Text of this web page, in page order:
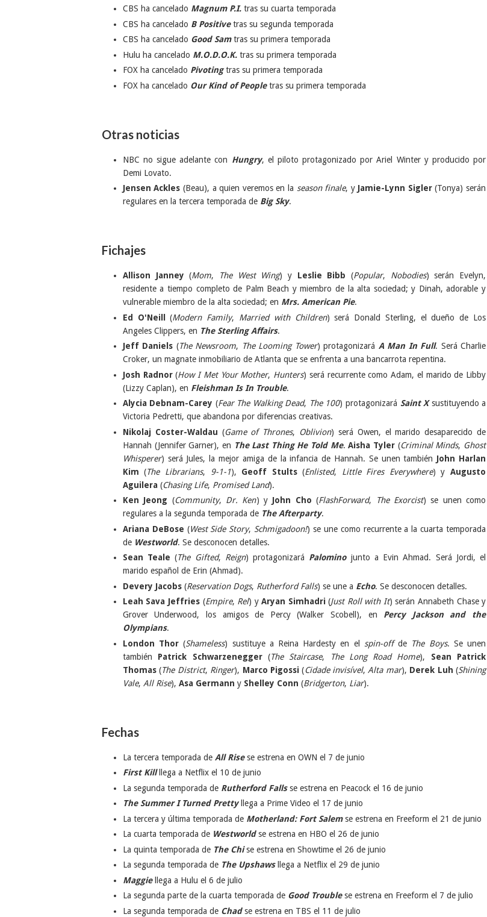
CBS ha cancelado Magnum P.I.tras su cuarta temporada
CBS ha cancelado B Positivetras su segunda temporada
CBS ha cancelado Good Samtras su primera temporada
Hulu ha cancelado M.O.D.O.K.tras su primera temporada
FOX ha cancelado Pivotingtras su primera temporada
FOX ha cancelado Our Kind of Peopletras su primera temporada
Otras noticias
NBC no sigue adelante con Hungry, el piloto protagonizado por Ariel Winter y producido por
Demi Lovato.
Jensen Ackles (Beau), a quien veremos en la season finale, y Jamie-Lynn Sigler(Tonya) serán
regulares en la tercera temporada de Big Sky.
Fichajes
Allison Janney (Mom, The West Wing) y Leslie Bibb (Popular, Nobodies) serán Evelyn,
residente a tiempo completo de Palm Beach y miembro de la alta sociedad; y Dinah, adorable y
vulnerable miembro de la alta sociedad; en Mrs. American Pie.
Ed O'Neill(Modern Family, Married with Children) será Donald Sterling, el dueño de Los
Angeles Clippers, en The Sterling Affairs.
Jeff Daniels (The Newsroom, The Looming Tower) protagonizará A Man In Full. Será Charlie
Croker, un magnate inmobiliario de Atlanta que se enfrenta a una bancarrota repentina.
Josh Radnor(How I Met Your Mother, Hunters) será recurrente como Adam, el marido de Libby
(Lizzy Caplan), en Fleishman Is In Trouble.
Alycia Debnam-Carey (Fear The Walking Dead, The 100) protagonizará Saint Xsustituyendo a
Victoria Pedretti, que abandona por diferencias creativas.
Nikolaj Coster-Waldau (Game of Thrones, Oblivion) será Owen, el marido desaparecido de
Hannah (Jennifer Garner), en The Last Thing He Told Me.Aisha Tyler (Criminal Minds, Ghost
Whisperer) será Jules, la mejor amiga de la infancia de Hannah. Se unen también John Harlan
Kim (The Librarians, 9-1-1), Geoff Stults(Enlisted, Little Fires Everywhere) yAugusto
Aguilera(Chasing Life, Promised Land).
Ken Jeong (Community, Dr. Ken) y John Cho (FlashForward, The Exorcist) se unen como
regulares a la segunda temporada de The Afterparty.
Ariana DeBose (West Side Story, Schmigadoon!) se une como recurrente a la cuarta temporada
de Westworld. Se desconocen detalles.
Sean Teale (The Gifted, Reign) protagonizará Palominojunto a Evin Ahmad. Será Jordi, el
marido español de Erin (Ahmad).
Devery Jacobs(Reservation Dogs, Rutherford Falls) se une a Echo. Se desconocen detalles.
Leah Sava Jeffries(Empire, Rel) yAryan Simhadri(Just Roll with It) serán Annabeth Chase y
Grover Underwood, los amigos de Percy (Walker Scobell), en Percy Jackson and the
Olympians.
London Thor (Shameless) sustituye a Reina Hardesty en el spin-offde The Boys. Se unen
también Patrick Schwarzenegger(The Staircase, The Long Road Home), Sean Patrick
Thomas(The District, Ringer), Marco Pigossi (Cidade invisível,Alta mar), Derek Luh (Shining
Vale, All Rise), Asa Germann y Shelley Conn (Bridgerton, Liar).
Fechas
La tercera temporada de All Risese estrena en OWN el 7 de junio
First Killllega a Netflix el 10 de junio
La segunda temporada de Rutherford Fallsse estrena en Peacock el 16 de junio
The Summer I Turned Prettyllega a Prime Video el 17 de junio
La tercera y última temporada de Motherland: Fort Salemse estrena en Freeform el 21 de junio
La cuarta temporada de Westworldse estrena en HBO el 26 de junio
La quinta temporada de The Chise estrena en Showtime el 26 de junio
La segunda temporada de The Upshawsllega a Netflix el 29 de junio
Maggiellega a Hulu el 6 de julio
La segunda parte de la cuarta temporada de Good Troublese estrena en Freeform el 7 de julio
La segunda temporada de Chadse estrena en TBS el 11 de julio